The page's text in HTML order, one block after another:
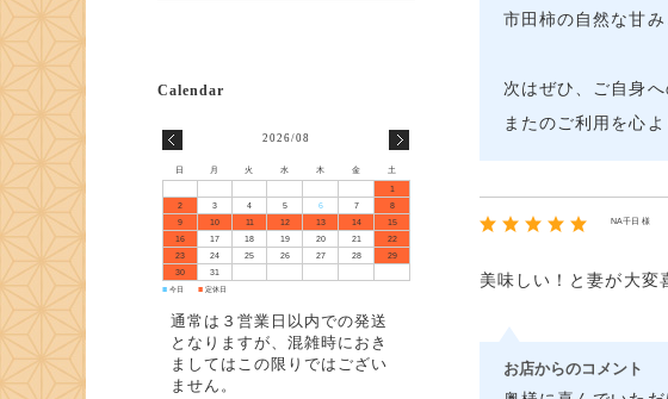
市田柿の自然な甘
次はぜひ、ご自身
またのご利用を心
NA千日 様
美味しい！と妻が大変
お店からのコメント
2026/08
日 月 火 水 木 金 土
1
2
3 4 5 6 7
8
9
10 11 12 13 14
15
16
17 18 19 20 21
22
23
24 25 26 27 28
29
30
31
■ 今日 ■ 定休日
通常は３営業日以内での発送
となりますが、混雑時におき
ましてはこの限りではござい
ません。